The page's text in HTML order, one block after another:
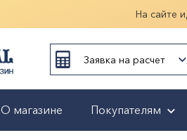
На сайте
Заявка на расчет
О магазине Покупателям